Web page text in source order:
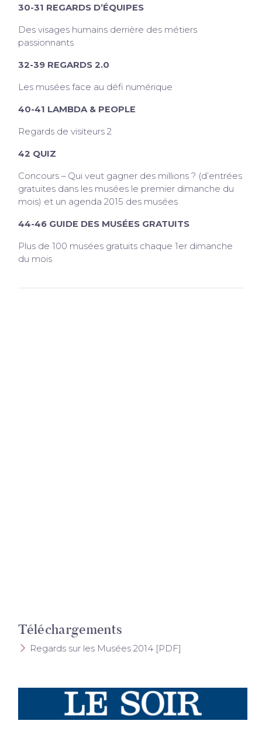
30-31 REGARDS D’ÉQUIPES
Des visages humains derrière des métiers
passionnants
32-39 REGARDS 2.0
Les musées face au défi numérique
40-41 LAMBDA & PEOPLE
Regards de visiteurs 2
42 QUIZ
Concours – Qui veut gagner des millions ? (d’entrées
gratuites dans les musées le premier dimanche du
mois) et un agenda 2015 des musées
44-46 GUIDE DES MUSÉES GRATUITS
Plus de 100 musées gratuits chaque 1er dimanche
du mois
Téléchargements
Regards sur les Musées 2014 [PDF]